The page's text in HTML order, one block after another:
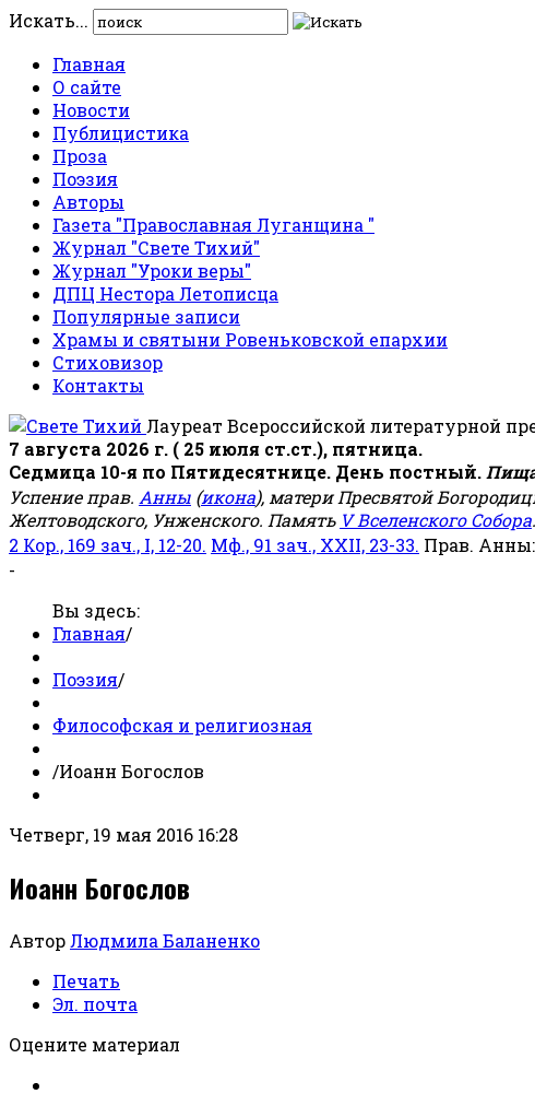
Искать...
Главная
О сайте
Новости
Публицистика
Проза
Поэзия
Авторы
Газета "Православная Луганщина "
Журнал "Свете Тихий"
Журнал "Уроки веры"
ДПЦ Нестора Летописца
Популярные записи
Храмы и святыни Ровеньковской епархии
Стиховизор
Контакты
Лауреат Всероссийской литературной
7 августа 2026 г. ( 25 июля ст.ст.), пятница.
Седмица 10-я по Пятидесятнице. День постный.
Успение прав. Анны (икона), матери Пресвятой
Желтоводского, Унженского. Память V Вселенского Собора
2 Кор., 169 зач., I, 12-20. Мф., 91 зач., XXII, 23-33. Прав. Анны:
-
Вы здесь:
Главная/
Поэзия/
Философская и религиозная
/Иоанн Богослов
Четверг, 19 мая 2016 16:28
Иоанн Богослов
Автор Людмила Баланенко
Печать
Эл. почта
Оцените материал